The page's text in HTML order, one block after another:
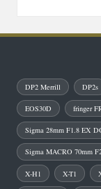
DP2 Merrill DP2s
EOS30D fringer
Sigma 28mm F1.8 EX
Sigma MACRO 70mm
X-H1 X-T1